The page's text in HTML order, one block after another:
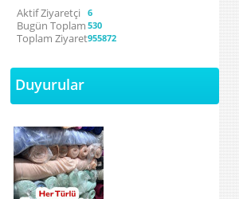
Aktif Ziyaretçi 6
Bugün Toplam 530
Toplam Ziyaret955872
Duyurular